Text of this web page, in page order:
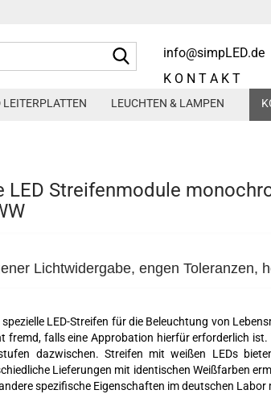
Suche...info@simpLED.de
K O N T A K T
Konstantstrom
Konstanstrom
LEITERPLATTEN LEUCHTEN & LAMPEN
LEUCHTEN & ZUBEHÖR
3-PHASEN-SCHIENENSYSTEM
LED EMERGENCY
Streifenmodule
Lichtwidergabe, engen Toleranzen,
LED-Streifen für die Beleuchtung von
fremd, falls eine Approbation hierfür erforderlich
dazwischen. Streifen mit weißen LEDs
Lieferungen mit identischen Weißfarben
spezifische Eigenschaften im deutschen Labor